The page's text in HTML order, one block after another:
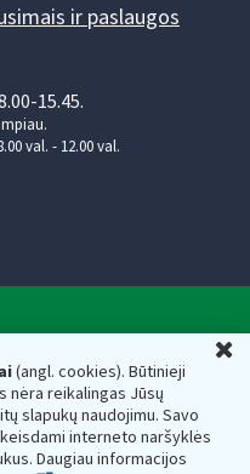
(angl. cookies). Būtinieji
nėra reikalingas Jūsų
slapukų naudojimu. Savo
interneto naršyklės
Daugiau informacijos
ir paslaugos
15.45.
val. - 12.00 val.
— 188659752,
Lietuva, el.paštas:
188659752